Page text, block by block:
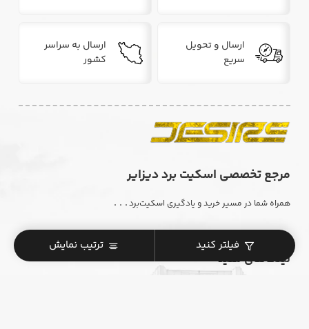
فیلتر کنید ترتیب نمایش
ارسال و تحویل
سریع
ارسال به سراسر
کشور
مرجع تخصصی اسکیت برد دیزایر
همراه شما در مسیر خرید و یادگیری اسکیت‌برد. . .
لینک‌های مفید